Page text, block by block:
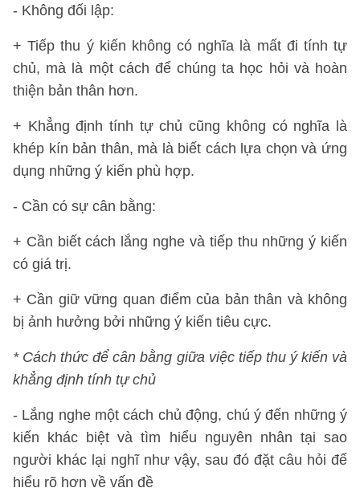
- Không đối lập:
+ Tiếp thu ý kiến không có nghĩa là mất đi tính tự
chủ, mà là một cách để chúng ta học hỏi và hoàn
thiện bản thân hơn.
+ Khẳng định tính tự chủ cũng không có nghĩa là
khép kín bản thân, mà là biết cách lựa chọn và ứng
dụng những ý kiến phù hợp.
- Cần có sự cân bằng:
+ Cần biết cách lắng nghe và tiếp thu những ý kiến
có giá trị.
+ Cần giữ vững quan điểm của bản thân và không
bị ảnh hưởng bởi những ý kiến tiêu cực.
* Cách thức để cân bằng giữa việc tiếp thu ý kiến và
khẳng định tính tự chủ
- Lắng nghe một cách chủ động, chú ý đến những ý
kiến khác biệt và tìm hiểu nguyên nhân tại sao
người khác lại nghĩ như vậy, sau đó đặt câu hỏi để
hiểu rõ hơn về vấn đề